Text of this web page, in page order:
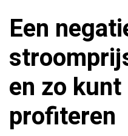
Een
en zo
profiteren